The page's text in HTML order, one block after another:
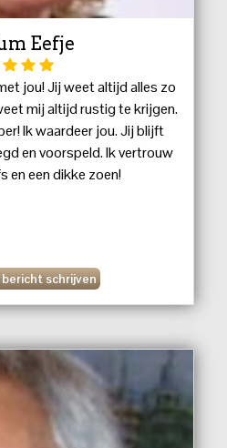
Eefje
jou! Jij weet altijd alles zo
mij altijd rustig te krijgen.
Ik waardeer jou. Jij blijft
en voorspeld. Ik vertrouw
en een dikke zoen!
schrijven